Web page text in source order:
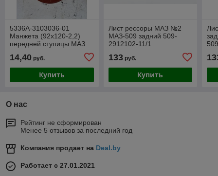
5336А-3103036-01
Манжета (92х120-2,2)
передней ступицы МАЗ
упаковке
14,40 руб.
Купить
Лист рессоры МАЗ №2
МАЗ-509 задний 509-
2912102-11/1
133руб.
Купить
О нас
Рейтинг не сформирован
Менее 5 отзывов за последний год
Компания продает на Deal.by
Работает с 27.01.2021